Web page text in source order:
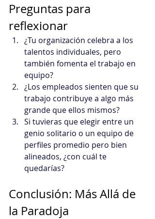
Preguntas para
reflexionar
¿Tu organización celebra a los
talentos individuales, pero
también fomenta el trabajo en
equipo?
¿Los empleados sienten que su
trabajo contribuye a algo más
grande que ellos mismos?
Si tuvieras que elegir entre un
genio solitario o un equipo de
perfiles promedio pero bien
alineados, ¿con cuál te
quedarías?
Conclusión: Más Allá de
la Paradoja